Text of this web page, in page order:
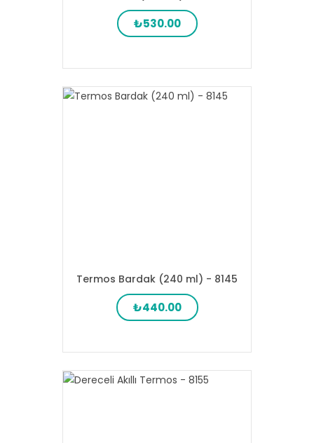
₺530.00
Termos Bardak (240 ml) - 8145
₺440.00